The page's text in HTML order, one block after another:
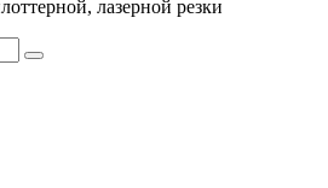
лазерной резки